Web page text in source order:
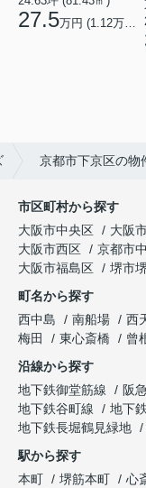
27.5万円 (1.12万円/坪)
京都市下京区の物
市区町村から探す
大阪市中央区
大阪
大阪市西区
京都市
大阪市福島区
堺市
町名から探す
西中島
南船場 西
梅田
東心斎橋
曾
沿線から探す
地下鉄御堂筋線
阪
地下鉄谷町線
地下
地下鉄長堀鶴見緑地
駅から探す
本町
堺筋本町 心